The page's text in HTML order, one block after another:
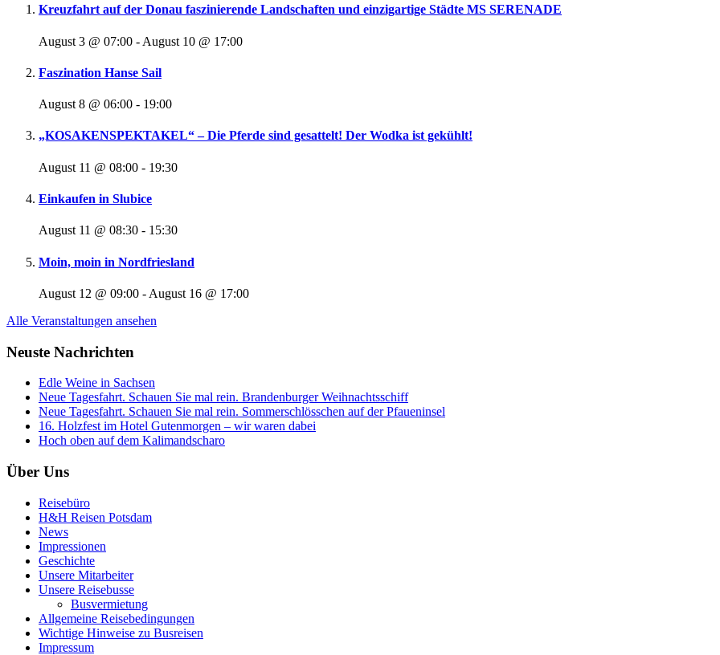
Kreuzfahrt auf der Donau faszinierende Landschaften und einzigartige Städte MS SERENADE
August 3 @ 07:00 - August 10 @ 17:00
Faszination Hanse Sail
August 8 @ 06:00 - 19:00
„KOSAKENSPEKTAKEL“ – Die Pferde sind gesattelt! Der Wodka ist gekühlt!
August 11 @ 08:00 - 19:30
Einkaufen in Slubice
August 11 @ 08:30 - 15:30
Moin, moin in Nordfriesland
August 12 @ 09:00 - August 16 @ 17:00
Alle Veranstaltungen ansehen
Neuste Nachrichten
Edle Weine in Sachsen
Neue Tagesfahrt. Schauen Sie mal rein. Brandenburger Weihnachtsschiff
Neue Tagesfahrt. Schauen Sie mal rein. Sommerschlösschen auf der Pfaueninsel
16. Holzfest im Hotel Gutenmorgen – wir waren dabei
Hoch oben auf dem Kalimandscharo
Über Uns
Reisebüro
H&H Reisen Potsdam
News
Impressionen
Geschichte
Unsere Mitarbeiter
Unsere Reisebusse
Busvermietung
Allgemeine Reisebedingungen
Wichtige Hinweise zu Busreisen
Impressum